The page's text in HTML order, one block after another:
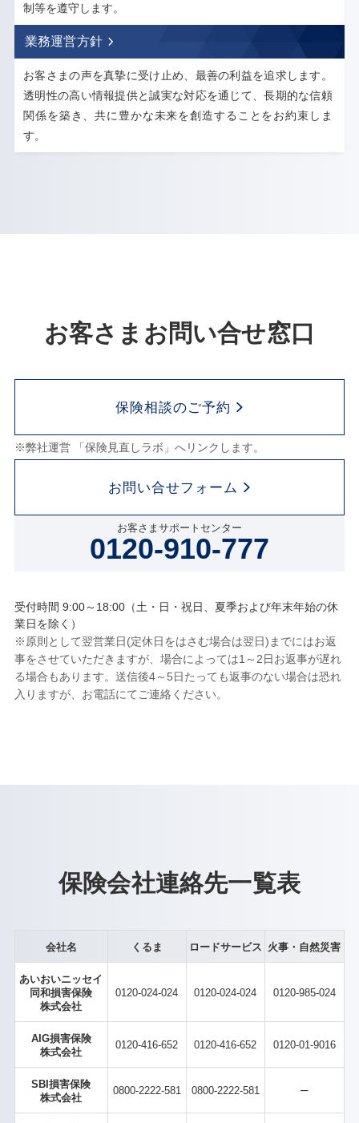
制等を遵守します。
業務運営方針
お客さまの声を真摯に受け止め、最善の利益を追求します。
透明性の高い情報提供と誠実な対応を通じて、長期的な信頼
関係を築き、共に豊かな未来を創造することをお約束しま
す。
お客さまお問い合せ窓口
保険相談のご予約
※弊社運営 「保険見直しラボ」へリンクします。
お問い合せフォーム
お客さまサポートセンター
0120-910-777
受付時間 9:00～18:00（土・日・祝日、夏季および年末年始の休
業日を除く）
※原則として翌営業日(定休日をはさむ場合は翌日)までにはお返
事をさせていただきますが、場合によっては1～2日お返事が遅れ
る場合もあります。送信後4～5日たっても返事のない場合は恐れ
入りますが、お電話にてご連絡ください。
保険会社連絡先一覧表
会社名 くるま ロードサービス 火事・自然災害
あいおいニッセイ
同和損害保険
株式会社
0120-024-024 0120-024-024 0120-985-024
AIG損害保険
株式会社
0120-416-652 0120-416-652 0120-01-9016
SBI損害保険
株式会社
0800-2222-581 0800-2222-581 –